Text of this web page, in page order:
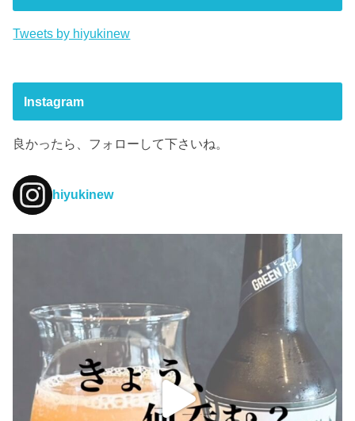
Tweets by hiyukinew
Instagram
良かったら、フォローして下さいね。
hiyukinew